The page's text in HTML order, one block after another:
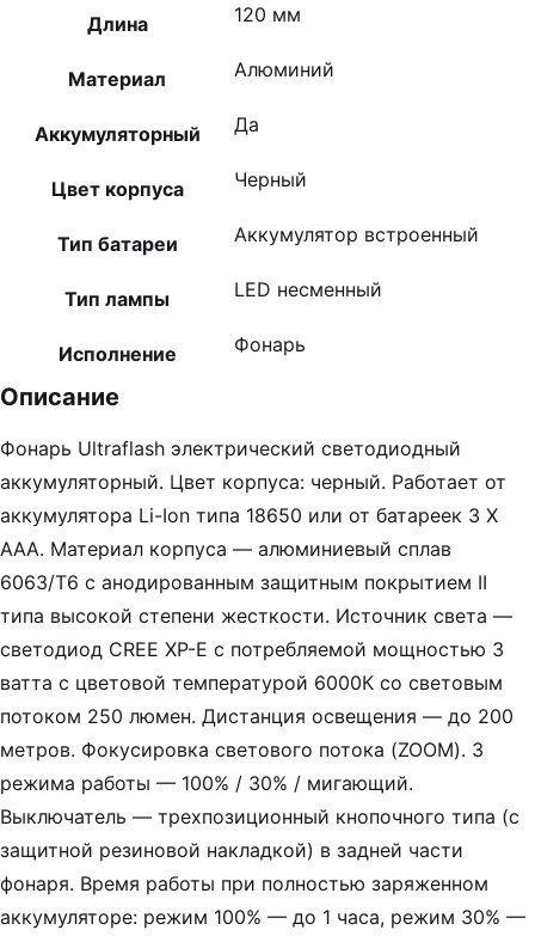
Длина 120 мм
Материал Алюминий
Аккумуляторный Да
Цвет корпуса Черный
Тип батареи Аккумулятор встроенный
Тип лампы LED несменный
Исполнение Фонарь
Описание
Фонарь Ultraflash электрический светодиодный
аккумуляторный. Цвет корпуса: черный. Работает от
аккумулятора Li-Ion типа 18650 или от батареек 3 X
ААA. Материал корпуса — алюминиевый сплав
6063/T6 с анодированным защитным покрытием II
типа высокой степени жесткости. Источник света —
светодиод CREE XP-E с потребляемой мощностью 3
ватта с цветовой температурой 6000К со световым
потоком 250 люмен. Дистанция освещения — до 200
метров. Фокусировка светового потока (ZOOM). 3
режима работы — 100% / 30% / мигающий.
Выключатель — трехпозиционный кнопочного типа (с
защитной резиновой накладкой) в задней части
фонаря. Время работы при полностью заряженном
аккумуляторе: режим 100% — до 1 часа, режим 30% —